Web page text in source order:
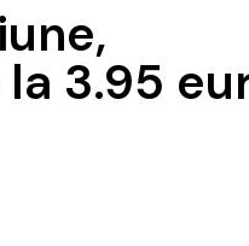
3.95